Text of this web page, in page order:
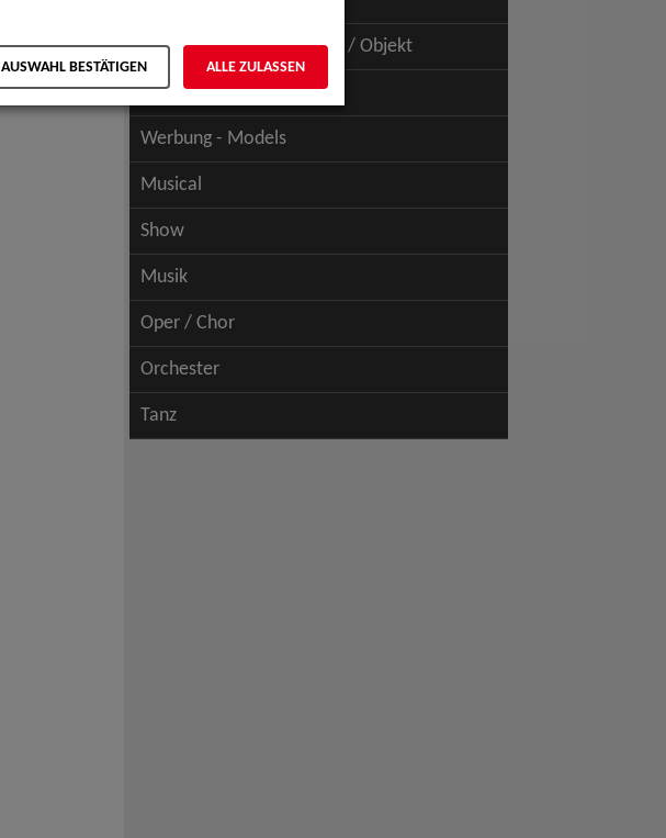
Schauspiel - Figur / Puppe / Objekt
Werbung - Talents
Werbung - Models
Musical
Show
Musik
Oper / Chor
Orchester
Tanz
AUSWAHL BESTÄTIGEN ALLE ZULASSEN